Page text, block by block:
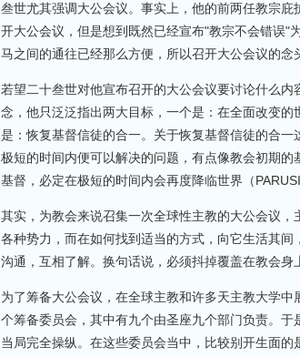
叁世尤其强调大公会议。事实上，他的前两任教宗
开大公会议，但是想到既然已经宣布"教宗不会错误"
马之间的通往已经那么方便，所以召开大公会议的念
若望二十叁世对他宣布召开的大公会议要讨论什么
念，他只泛泛指出两大目标，一个是：在全面改变
是：恢复基督信徒的合一。关于恢复基督信徒的合
极短的时间内便可以解决的问题，有点像教会初期
基督，必定在极短的时间内会再度降临世界（
其实，为教会来说召集一次全球性主教的大公会议
各种势力，而在如何找到适当的方式，向它生活其
沟通，互相了解。换句话说，必须抖掉覆盖在教会身
为了筹备大公会议，在全球主教和许多天主教大学
个筹备委员会，其中有九个由圣座九个部门负责。
当局完全操纵。在这些委员会当中，比较别开生面